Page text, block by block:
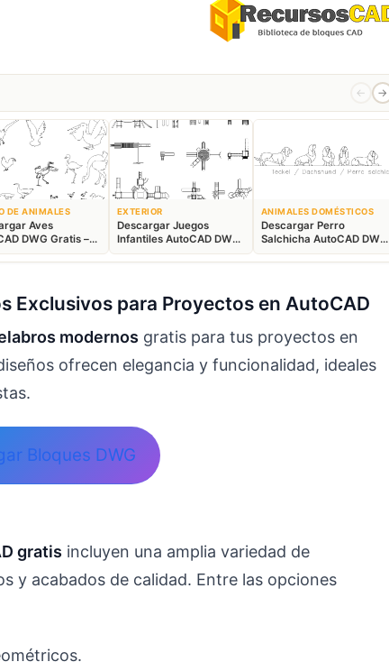
← →
DE ANIMALES
Aves
DWG Gratis –
Animales 2D
EXTERIOR
Descargar Juegos
Infantiles AutoCAD DWG
Gratis – Parque 2D
ANIMALES DOMÉSTICOS
Descargar Perro
Salchicha AutoCAD DWG
Gratis – Bloque 2D
Exclusivos para Proyectos en AutoCAD
modernos gratis para tus proyectos en
ofrecen elegancia y funcionalidad, ideales
Bloques DWG
gratis incluyen una amplia variedad de
y acabados de calidad. Entre las opciones